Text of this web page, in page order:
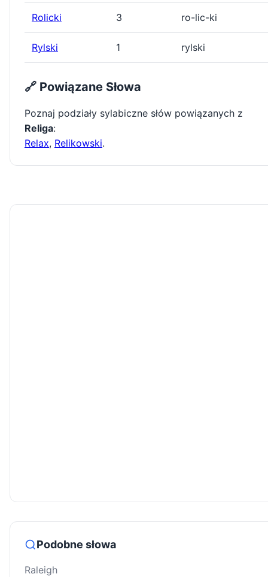
Rolicki 3 ro-lic-ki
Rylski 1 rylski
🔗 Powiązane Słowa
Poznaj podziały sylabiczne słów powiązanych z
Religa:
Relax, Relikowski.
Podobne słowa
Raleigh